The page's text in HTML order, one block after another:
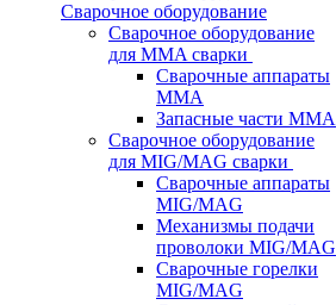
Сварочное оборудование
Сварочное оборудование
для MMA сварки
Сварочные аппараты
MMA
Запасные части MMA
Сварочное оборудование
для MIG/MAG сварки
Сварочные аппараты
MIG/MAG
Механизмы подачи
проволоки MIG/MAG
Сварочные горелки
MIG/MAG